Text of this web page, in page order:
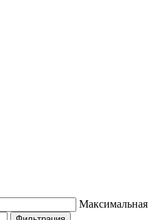
Максимальная